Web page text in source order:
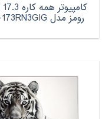
رومز مدل PPC-173RN3GIG